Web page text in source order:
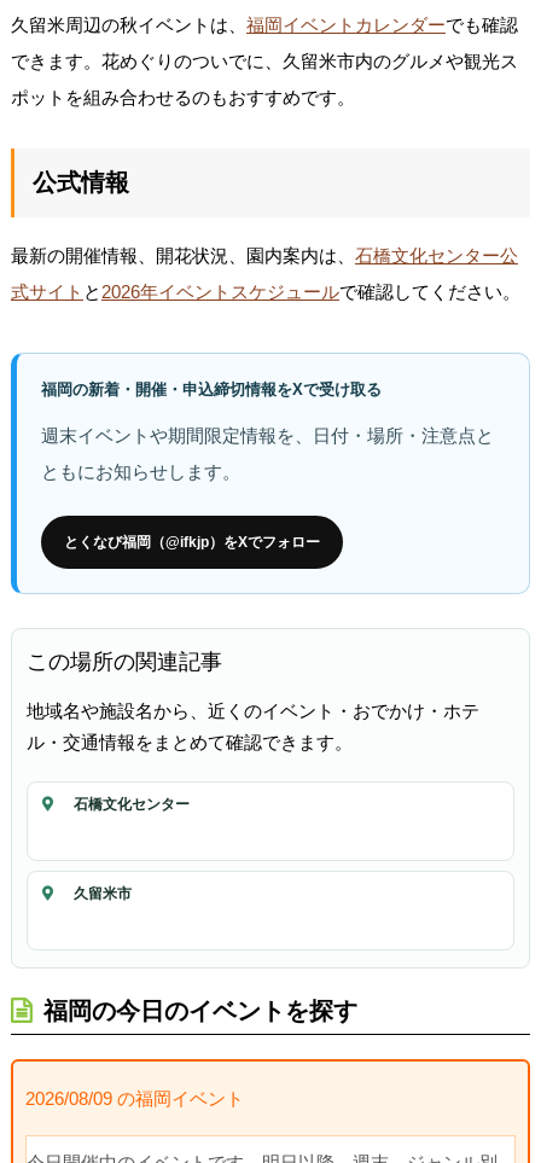
久留米周辺の秋イベントは、 福岡イベントカレンダーでも確認
できます。花めぐりのついでに、久留米市内のグルメや観光ス
ポットを組み合わせるのもおすすめです。
公式情報
最新の開催情報、開花状況、園内案内は、 石橋文化センター公
式サイト と 2026年イベントスケジュールで確認してください。
福岡の新着・開催・申込締切情報をXで受け取る
週末イベントや期間限定情報を、日付・場所・注意点と
ともにお知らせします。
とくなび福岡（@ifkjp）をXでフォロー
この場所の関連記事
地域名や施設名から、近くのイベント・おでかけ・ホテ
ル・交通情報をまとめて確認できます。
石橋文化センター
久留米市
福岡の今日のイベントを探す
2026/08/09 の福岡イベント